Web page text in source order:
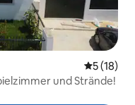
5 (18)
und Strände!